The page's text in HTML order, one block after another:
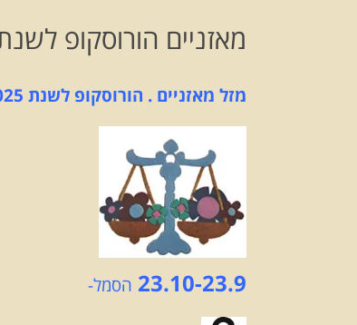
מאזניים הורוסקופ לשנת 2026-
מזל מאזניים . הורוסקופ לשנת 2026-2025
23.10-23.9 הסמל-